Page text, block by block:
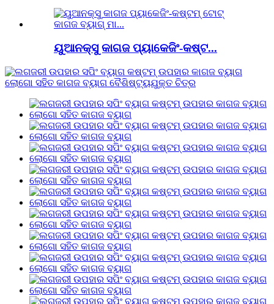
ୟୁଆନକ୍ସୁ କାଗଜ ପ୍ୟାକେଜିଂ-କଷ୍ଟ...